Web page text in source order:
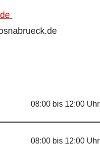
08:00 bis 12:00 Uhr
08:00 bis 12:00 Uhr